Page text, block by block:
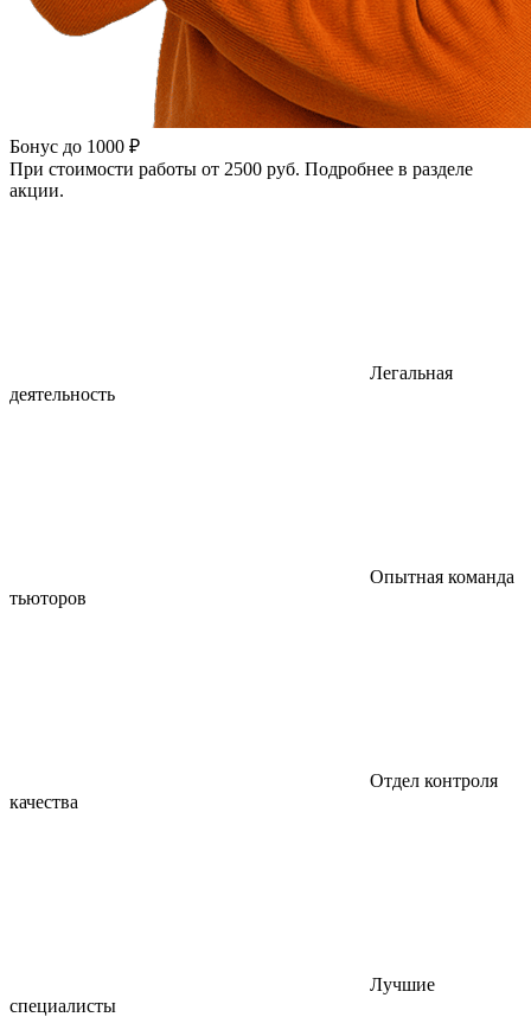
Бонус до 1000 ₽
При стоимости работы от 2500 руб. Подробнее в разделе
акции.
Легальная
деятельность
Опытная команда
тьюторов
Отдел контроля
качества
Лучшие
специалисты